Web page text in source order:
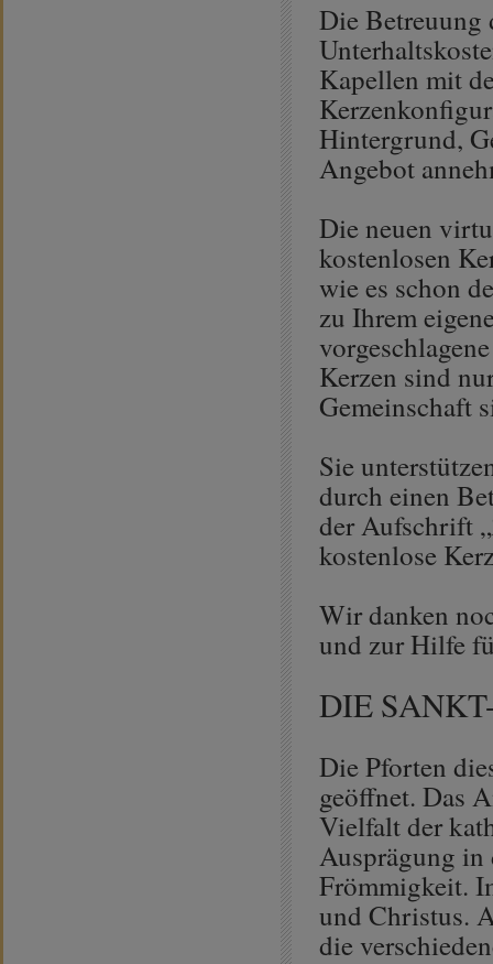
Die Betreuung
Kapellen mit
Hintergrund,
Angebot
Die neuen
kostenlosen
wie es schon
zu Ihrem
Kerzen sind
Gemeinschaft
Sie
durch einen
der Aufschrift
kostenlose
Wir danken
und zur Hilfe
DIE
Die Pforten
geöffnet. Das
Vielfalt der
Ausprägung in
Frömmigkeit.
und Christus.
die